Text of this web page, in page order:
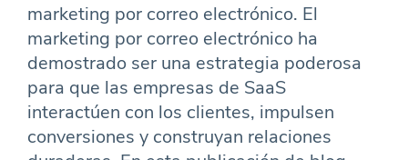
marketing por correo electrónico. El
marketing por correo electrónico ha
demostrado ser una estrategia poderosa
para que las empresas de SaaS
interactúen con los clientes, impulsen
conversiones y construyan relaciones